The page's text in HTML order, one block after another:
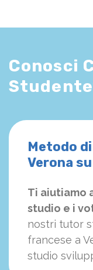
Conosci
Metodo
Verona
Ti aiutiamo
studio e i
nostri tutor
francese a
studio